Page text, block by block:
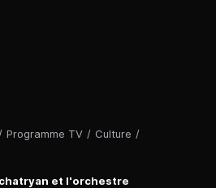
/ Programme TV / Culture /
et l'orchestre